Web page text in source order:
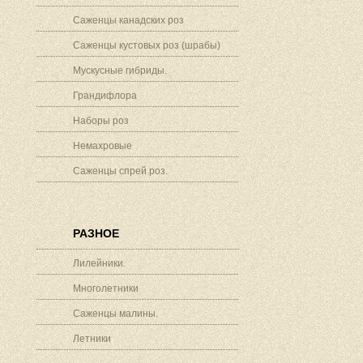
Саженцы канадских роз
Саженцы кустовых роз (шрабы)
Мускусные гибриды.
Грандифлора
Наборы роз
Немахровые
Саженцы спрей роз.
РАЗНОЕ
Лилейники.
Многолетники
Саженцы малины.
Летники